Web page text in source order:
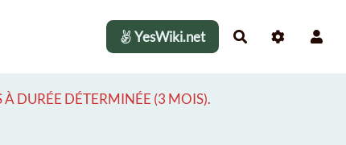
YesWiki.net Rechercher
DURÉE DÉTERMINÉE (3 MOIS).